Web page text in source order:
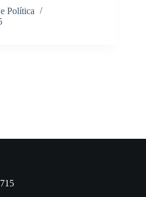
Política